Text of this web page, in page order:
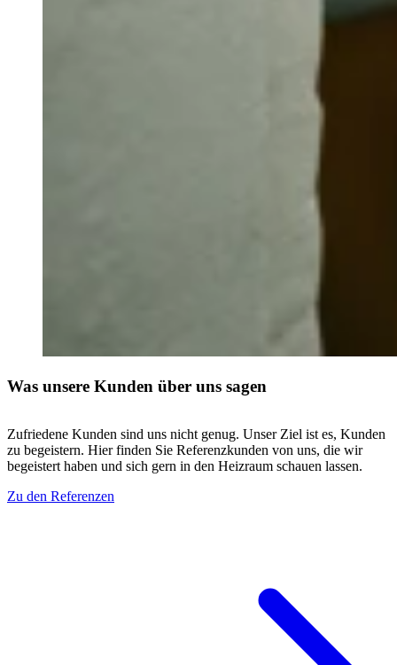
Was unsere Kunden über uns sagen
Zufriedene Kunden sind uns nicht genug. Unser Ziel ist es, Kunden
zu begeistern. Hier finden Sie Referenzkunden von uns, die wir
begeistert haben und sich gern in den Heizraum schauen lassen.
Zu den Referenzen